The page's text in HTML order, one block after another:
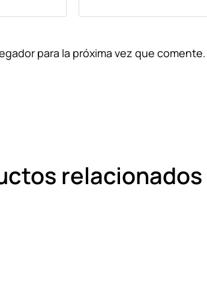
para la próxima vez que comente.
relacionados